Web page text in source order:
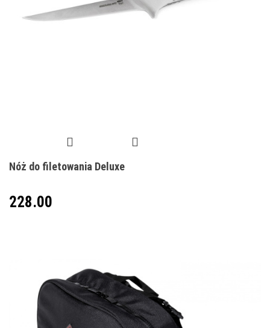
Nóż do filetowania Deluxe
228.00